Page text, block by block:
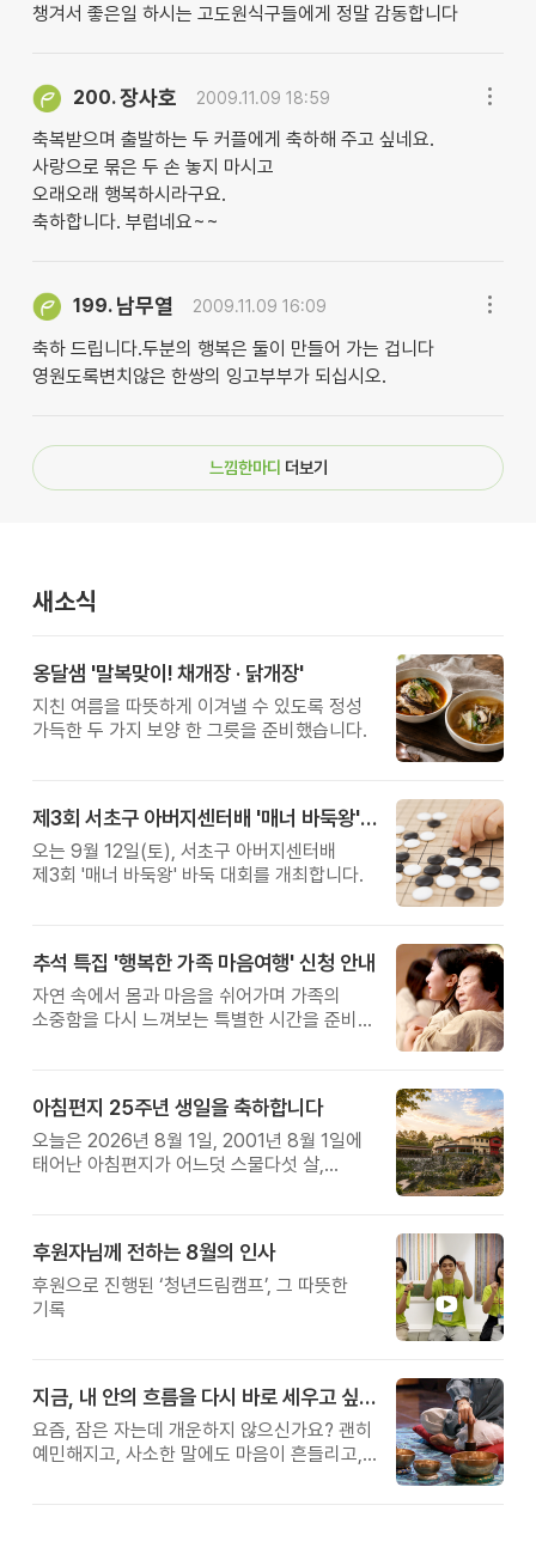
챙겨서 좋은일 하시는 고도원식구들에게 정말 감동합니다
200.장사호 2009.11.09 18:59
축복받으며 출발하는 두 커플에게 축하해 주고 싶네요.
사랑으로 묶은 두 손 놓지 마시고
오래오래 행복하시라구요.
축하합니다. 부럽네요~~
199. 남무열 2009.11.09 16:09
축하 드립니다.두분의 행복은 둘이 만들어 가는 겁니다
영원도록변치않은 한쌍의 잉고부부가 되십시오.
느낌한마디 더보기
새소식
옹달샘 '말복맞이! 채개장 · 닭개장'
지친 여름을 따뜻하게 이겨낼 수 있도록 정성
가득한 두 가지 보양 한 그릇을 준비했습니다.
제3회 서초구 아버지센터배 '매너 바둑왕' 대회
오는 9월 12일(토), 서초구 아버지센터배
제3회 '매너 바둑왕' 바둑 대회를 개최합니다.
추석 특집 '행복한 가족 마음여행' 신청 안내
자연 속에서 몸과 마음을 쉬어가며 가족의
소중함을 다시 느껴보는 특별한 시간을 준비해
아침편지 25주년 생일을 축하합니다
오늘은 2026년 8월 1일, 2001년 8월 1일에
태어난 아침편지가 어느덧 스물다섯 살,
후원자님께 전하는 8월의 인사
후원으로 진행된 ‘청년드림캠프’, 그 따뜻한
기록
지금, 내 안의 흐름을 다시 바로 세우고 싶다면
요즘, 잠은 자는데 개운하지 않으신가요? 괜히
예민해지고, 사소한 말에도 마음이 흔들리고,